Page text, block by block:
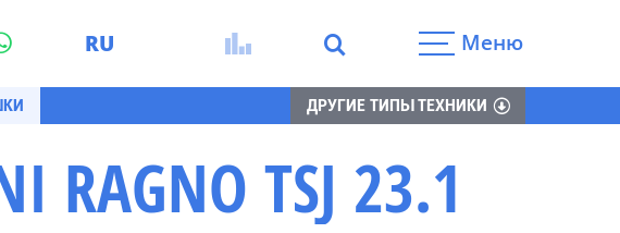
RU
EN
Меню
ДРУГИЕ ТИПЫ ТЕХНИКИ
TSJ 23.1